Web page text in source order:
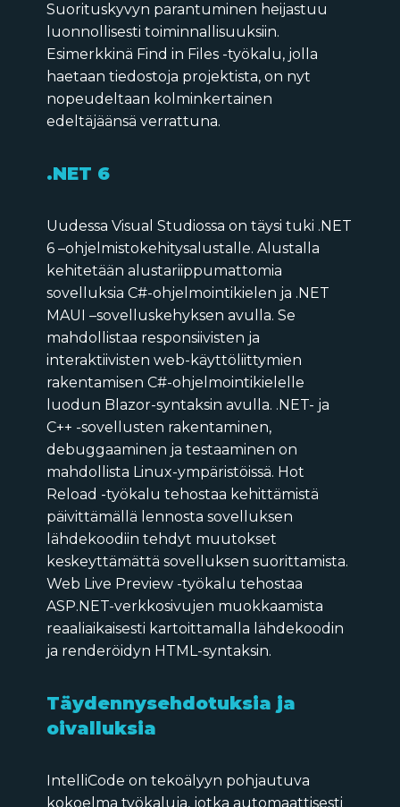
Suorituskyvyn parantuminen heijastuu
luonnollisesti toiminnallisuuksiin.
Esimerkkinä Find in Files -työkalu, jolla
haetaan tiedostoja projektista, on nyt
nopeudeltaan kolminkertainen
edeltäjäänsä verrattuna.
.NET 6
Uudessa Visual Studiossa on täysi tuki .NET
6 –ohjelmistokehitysalustalle. Alustalla
kehitetään alustariippumattomia
sovelluksia C#-ohjelmointikielen ja .NET
MAUI –sovelluskehyksen avulla. Se
mahdollistaa responsiivisten ja
interaktiivisten web-käyttöliittymien
rakentamisen C#-ohjelmointikielelle
luodun Blazor-syntaksin avulla. .NET- ja
C++ -sovellusten rakentaminen,
debuggaaminen ja testaaminen on
mahdollista Linux-ympäristöissä. Hot
Reload -työkalu tehostaa kehittämistä
päivittämällä lennosta sovelluksen
lähdekoodiin tehdyt muutokset
keskeyttämättä sovelluksen suorittamista.
Web Live Preview -työkalu tehostaa
ASP.NET-verkkosivujen muokkaamista
reaaliaikaisesti kartoittamalla lähdekoodin
ja renderöidyn HTML-syntaksin.
Täydennysehdotuksia ja
oivalluksia
IntelliCode on tekoälyyn pohjautuva
kokoelma työkaluja, jotka automaattisesti